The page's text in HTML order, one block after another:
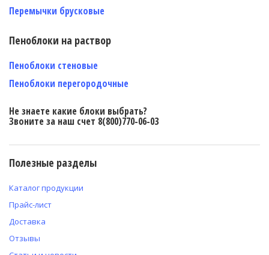
Перемычки брусковые
Пеноблоки на раствор
Пеноблоки стеновые
Пеноблоки перегородочные
Не знаете какие блоки выбрать?
Звоните за наш счет 8(800)770-06-03
Полезные разделы
Каталог продукции
Прайс-лист
Доставка
Отзывы